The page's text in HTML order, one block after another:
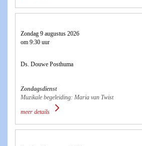
Zondag 9 augustus 2026
om 9:30 uur
Ds. Douwe Posthuma
Zondagsdienst
Muzikale begeleiding: Maria van Twist
meer details